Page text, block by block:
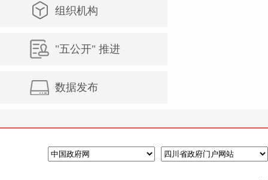
组织机构
"五公开" 推进
数据发布